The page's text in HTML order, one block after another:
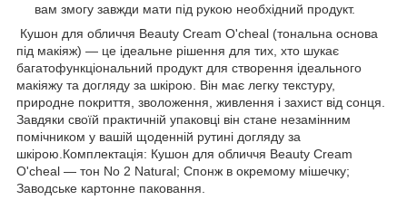
вам змогу завжди мати під рукою необхідний продукт.
Кушон для обличчя Beauty Cream O'cheal (тональна основа
під макіяж) — це ідеальне рішення для тих, хто шукає
багатофункціональний продукт для створення ідеального
макіяжу та догляду за шкірою. Він має легку текстуру,
природне покриття, зволоження, живлення і захист від сонця.
Завдяки своїй практичній упаковці він стане незамінним
помічником у вашій щоденній рутині догляду за
шкірою.Комплектація: Кушон для обличчя Beauty Cream
O'cheal — тон No 2 Natural; Спонж в окремому мішечку;
Заводське картонне паковання.